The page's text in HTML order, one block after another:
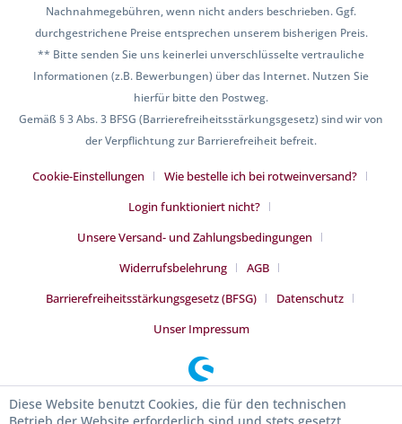
Nachnahmegebühren, wenn nicht anders beschrieben. Ggf.
durchgestrichene Preise entsprechen unserem bisherigen Preis.
** Bitte senden Sie uns keinerlei unverschlüsselte vertrauliche
Informationen (z.B. Bewerbungen) über das Internet. Nutzen Sie
hierfür bitte den Postweg.
Gemäß § 3 Abs. 3 BFSG (Barrierefreiheitsstärkungsgesetz) sind wir von
der Verpflichtung zur Barrierefreiheit befreit.
Cookie-Einstellungen
Wie bestelle ich bei rotweinversand?
Login funktioniert nicht?
Unsere Versand- und Zahlungsbedingungen
Widerrufsbelehrung
AGB
Barrierefreiheitsstärkungsgesetz (BFSG)
Datenschutz
Unser Impressum
Diese Website benutzt Cookies, die für den technischen